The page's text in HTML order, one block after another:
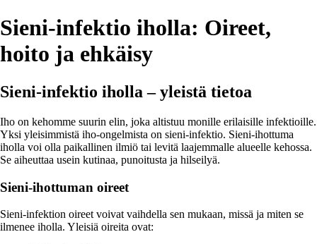
Sieni-infektio iholla: Oireet,
hoito ja ehkäisy
Sieni-infektio iholla – yleistä tietoa
Iho on kehomme suurin elin, joka altistuu monille erilaisille infektioille.
Yksi yleisimmistä iho-ongelmista on sieni-infektio. Sieni-ihottuma
iholla voi olla paikallinen ilmiö tai levitä laajemmalle alueelle kehossa.
Se aiheuttaa usein kutinaa, punoitusta ja hilseilyä.
Sieni-ihottuman oireet
Sieni-infektion oireet voivat vaihdella sen mukaan, missä ja miten se
ilmenee iholla. Yleisiä oireita ovat: